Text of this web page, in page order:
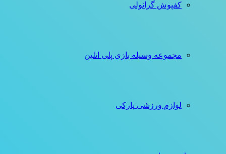
کفپوش گرانولی
مجموعه وسیله بازی پلی اتلین
لوازم ورزشی پارکی